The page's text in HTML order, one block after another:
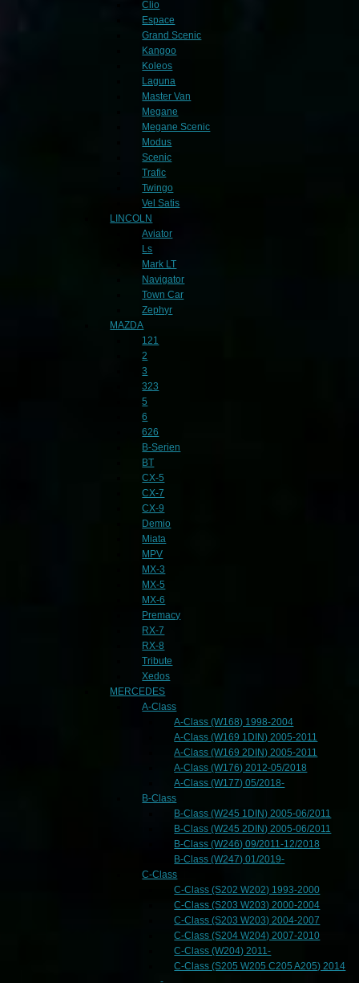
Clio
Espace
Grand Scenic
Kangoo
Koleos
Laguna
Master Van
Megane
Megane Scenic
Modus
Scenic
Trafic
Twingo
Vel Satis
LINCOLN
Aviator
Ls
Mark LT
Navigator
Town Car
Zephyr
MAZDA
121
2
3
323
5
6
626
B-Serien
BT
CX-5
CX-7
CX-9
Demio
Miata
MPV
MX-3
MX-5
MX-6
Premacy
RX-7
RX-8
Tribute
Xedos
MERCEDES
A-Class
A-Class (W168) 1998-2004
A-Class (W169 1DIN) 2005-2011
A-Class (W169 2DIN) 2005-2011
A-Class (W176) 2012-05/2018
A-Class (W177) 05/2018-
B-Class
B-Class (W245 1DIN) 2005-06/2011
B-Class (W245 2DIN) 2005-06/2011
B-Class (W246) 09/2011-12/2018
B-Class (W247) 01/2019-
C-Class
C-Class (S202 W202) 1993-2000
C-Class (S203 W203) 2000-2004
C-Class (S203 W203) 2004-2007
C-Class (S204 W204) 2007-2010
C-Class (W204) 2011-
C-Class (S205 W205 C205 A205) 2014